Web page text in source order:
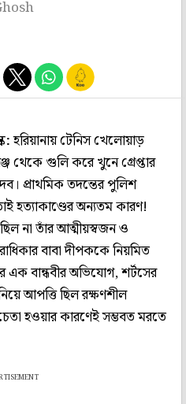
হরিয়ানায় টেনিস খেলোয়াড়
থেকে গুলি করে খুনে গ্রেপ্তার
প্রাথমিক তদন্তের পুলিশ
হত্যাকাণ্ডের অন্যতম কারণ!
না তাঁর আত্মীয়স্বজন ও
বাবা দীপককে নিয়মিত
এক বান্ধবীর অভিযোগ, শর্টসের
আপত্তি ছিল রক্ষণশীল
হওয়ার কারণেই সম্ভবত মরতে